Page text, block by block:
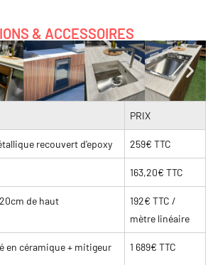
& ACCESSOIRES
PRIX
recouvert d'epoxy 259€ TTC
163,20€ TTC
de haut
192€ TTC /
mètre linéaire
en céramique + mitigeur
1 689€ TTC